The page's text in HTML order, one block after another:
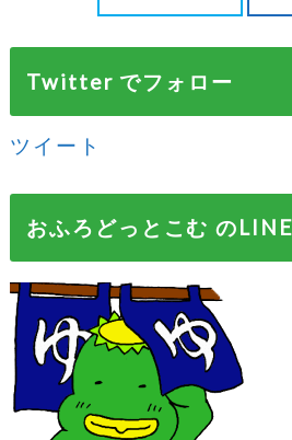
Twitter でフォロー
ツイート
おふろどっとこむ の